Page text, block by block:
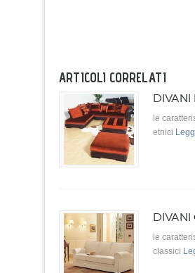
ARTICOLI CORRELATI
DIVANI
le
etnici
DIVANI
le
classici